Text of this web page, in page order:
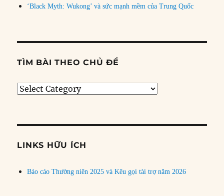
‘Black Myth: Wukong’ và sức mạnh mềm của Trung Quốc
TÌM BÀI THEO CHỦ ĐỀ
Tìm
đề
LINKS HỮU ÍCH
Báo cáo Thường niên 2025 và Kêu gọi tài trợ năm 2026